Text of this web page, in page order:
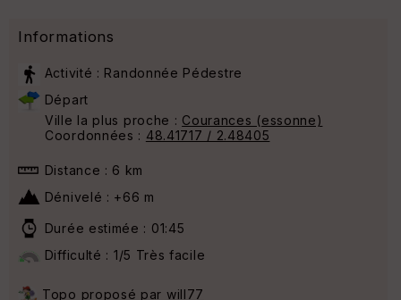
Informations
Activité : Randonnée Pédestre
Départ
Ville la plus proche : Courances (essonne)
Coordonnées : 48.41717 / 2.48405
Distance : 6 km
Dénivelé : +66 m
Durée estimée : 01:45
Difficulté : 1/5 Très facile
Topo proposé par will77